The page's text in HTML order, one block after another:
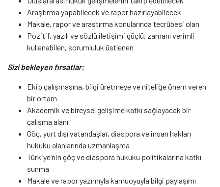
Araştırma yapabilecek ve rapor hazırlayabilecek
Makale, rapor ve araştırma konularında tecrübesi olan
Pozitif, yazılı ve sözlü iletişimi güçlü, zamanı verimli
kullanabilen, sorumluluk üstlenen
Sizi bekleyen fırsatlar:
Ekip çalışmasına, bilgi üretmeye ve niteliğe önem veren
bir ortam
Akademik ve bireysel gelişime katkı sağlayacak bir
çalışma alanı
Göç, yurt dışı vatandaşlar, diaspora ve insan hakları
hukuku alanlarında uzmanlaşma
Türkiye’nin göç ve diaspora hukuku politikalarına katkı
sunma
Makale ve rapor yazımıyla kamuoyuyla bilgi paylaşımı